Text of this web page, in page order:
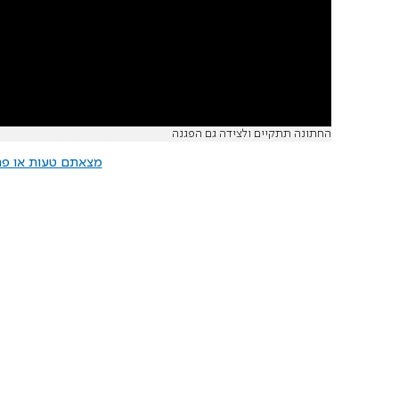
החתונה תתקיים ולצידה גם הפגנה
מצאתם טעות או